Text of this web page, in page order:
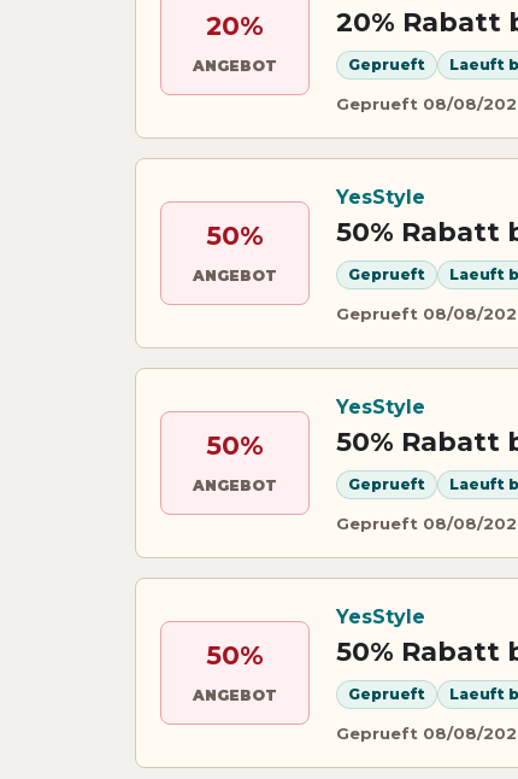
20%
ANGEBOT
20% Rabatt
Geprueft Laeuft
Geprueft 08/08/
50%
ANGEBOT
YesStyle
50% Rabatt
Geprueft Laeuft
Geprueft 08/08/
50%
ANGEBOT
YesStyle
50% Rabatt
Geprueft Laeuft
Geprueft 08/08/
50%
ANGEBOT
YesStyle
50% Rabatt
Geprueft Laeuft
Geprueft 08/08/